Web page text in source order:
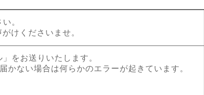
。
けくださいませ。
をお送りいたします。
かない場合は何らかのエラーが起きています。